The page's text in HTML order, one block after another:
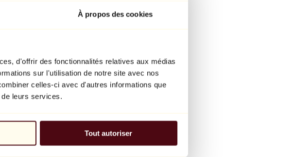
À propos des cookies
d'offrir des fonctionnalités relatives aux médias
sur l'utilisation de notre site avec nos
celles-ci avec d'autres informations que
leurs services.
Tout autoriser